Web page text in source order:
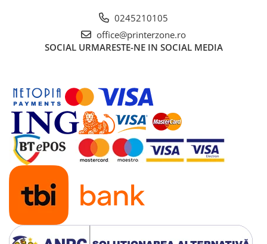
Filament imprimanta 3D
Ultrabookuri
Laptop-uri 2 in 1
Accesorii laptop
Mini PC AI
Piese si accesorii
Accesorii Printing
Ribbon
Desktop PC
PC Office
0245210105
office@printerzone.ro
SOCIAL URMARESTE-NE IN SOCIAL MEDIA